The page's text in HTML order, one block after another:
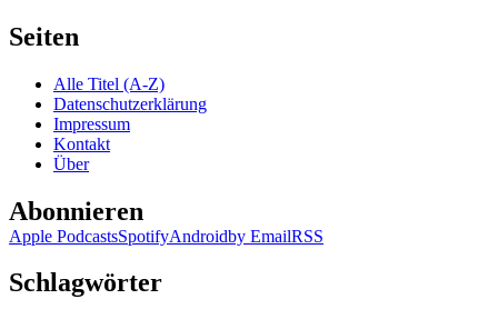
Seiten
Alle Titel (A-Z)
Datenschutzerklärung
Impressum
Kontakt
Über
Abonnieren
Apple PodcastsSpotifyAndroidby EmailRSS
Schlagwörter